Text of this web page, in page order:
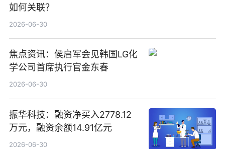
如何关联？
2026-06-30
焦点资讯：侯启军会见韩国LG化
学公司首席执行官金东春
2026-06-30
振华科技：融资净买入2778.12
万元，融资余额14.91亿元
2026-06-30